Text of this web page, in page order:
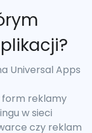
Universal Apps
form reklamy
w sieci
czy reklam